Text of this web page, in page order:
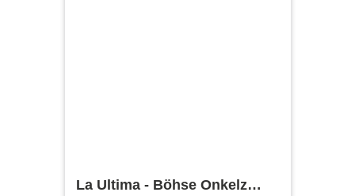
La Ultima - Böhse Onkelz